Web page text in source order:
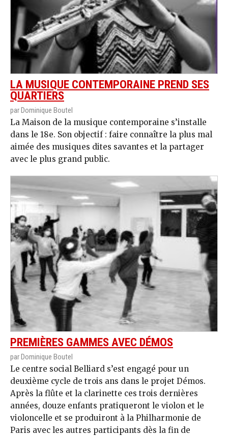
LA MUSIQUE CONTEMPORAINE PREND SES
QUARTIERS
par Dominique Boutel
La Maison de la musique contemporaine s’installe
dans le 18e. Son objectif : faire connaître la plus mal
aimée des musiques dites savantes et la partager
avec le plus grand public.
PREMIÈRES GAMMES AVEC DÉMOS
par Dominique Boutel
Le centre social Belliard s’est engagé pour un
deuxième cycle de trois ans dans le projet Démos.
Après la flûte et la clarinette ces trois dernières
années, douze enfants pratiqueront le violon et le
violoncelle et se produiront à la Philharmonie de
Paris avec les autres participants dès la fin de